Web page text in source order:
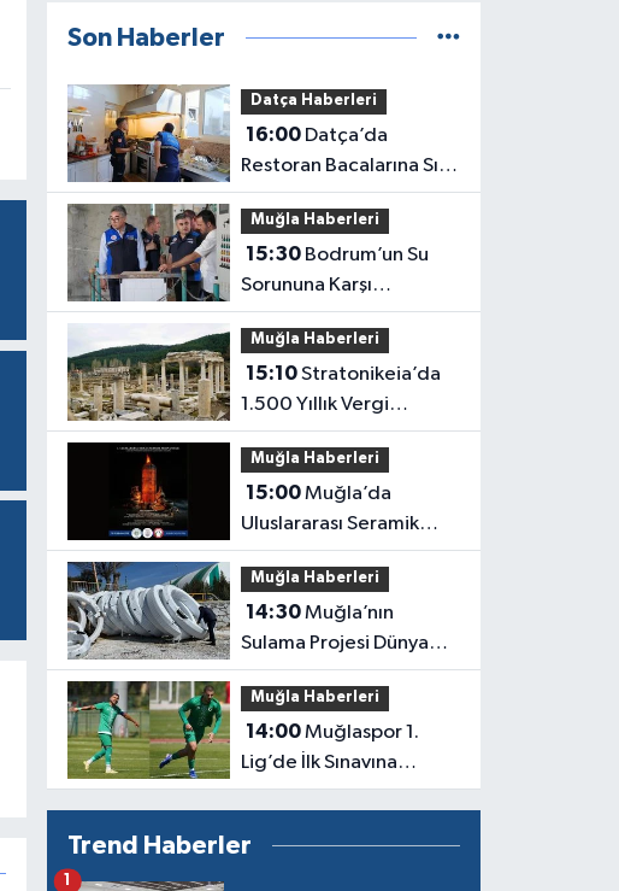
Son Haberler
Datça Haberleri
16:00Datça’da
Restoran Bacalarına Sıkı
Denetim
Muğla Haberleri
15:30Bodrum’un Su
Sorununa Karşı
Yatırımlar Sürüyor
Muğla Haberleri
15:10Stratonikeia’da
1.500 Yıllık Vergi
Usulsüzlüğü Ortaya
Çıktı
Muğla Haberleri
15:00Muğla’da
Uluslararası Seramik
Buluşması
Muğla Haberleri
14:30Muğla’nın
Sulama Projesi Dünya
Finalinde
Muğla Haberleri
14:00Muğlaspor 1.
Lig’de İlk Sınavına
Çıkıyor
Trend Haberler
1